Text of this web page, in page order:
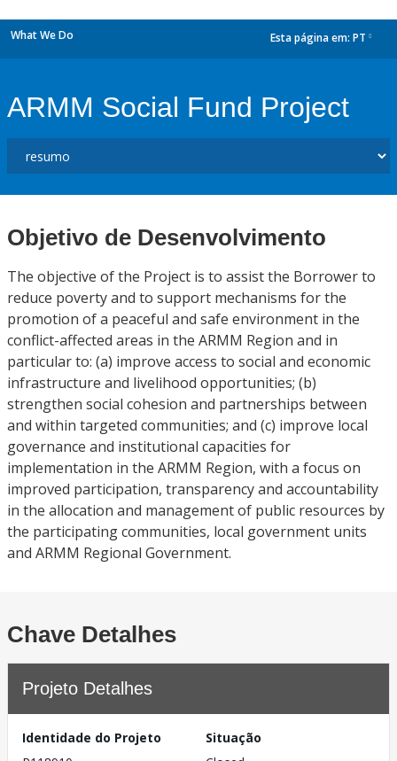
What We Do Esta página em: PT
ARMM Social Fund Project
Objetivo de Desenvolvimento
The objective of the Project is to assist the Borrower to
reduce poverty and to support mechanisms for the
promotion of a peaceful and safe environment in the
conflict-affected areas in the ARMM Region and in
particular to: (a) improve access to social and economic
infrastructure and livelihood opportunities; (b)
strengthen social cohesion and partnerships between
and within targeted communities; and (c) improve local
governance and institutional capacities for
implementation in the ARMM Region, with a focus on
improved participation, transparency and accountability
in the allocation and management of public resources by
the participating communities, local government units
and ARMM Regional Government.
Chave Detalhes
Projeto Detalhes
Identidade do Projeto
Situação